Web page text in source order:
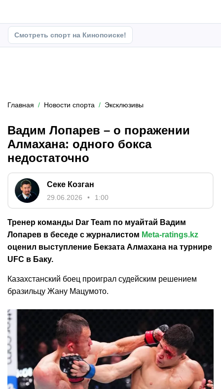
Смотреть спорт на Кинопоиске!
Главная Новости спорта Эксклюзивы
Вадим Лопарев – о поражении
Алмахана: одного бокса
недостаточно
Секе Козган
29.06.2026 1:00
Тренер команды Dar Team по муайтай Вадим
Лопарев в беседе с журналистом Meta-ratings.kz
оценил выступление Бекзата Алмахана на турнире
UFC в Баку.
Казахстанский боец проиграл судейским решением
бразильцу Жану Мацумото.